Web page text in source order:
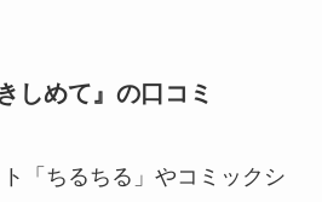
しめて』の口コミ
「ちるちる」やコミックシ